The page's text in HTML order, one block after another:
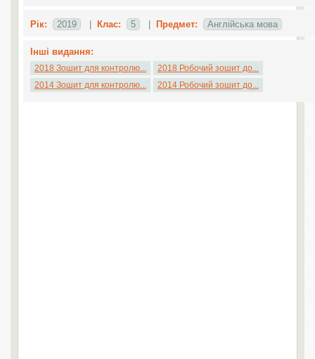
Рік: 2019 Клас: 5 Предмет: Англiйська мова
Інші видання:
2018 Зошит для контролю...
2018 Робочий зошит до...
2014 Зошит для контролю...
2014 Робочий зошит до...